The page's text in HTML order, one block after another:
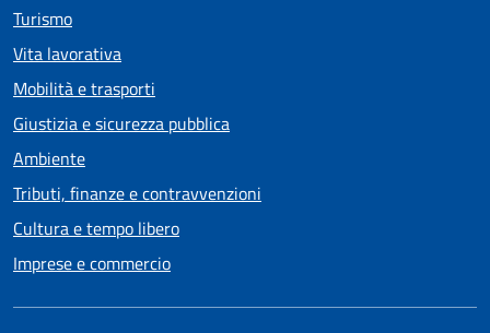
Turismo
Vita lavorativa
Mobilità e trasporti
Giustizia e sicurezza pubblica
Ambiente
Tributi, finanze e contravvenzioni
Cultura e tempo libero
Imprese e commercio